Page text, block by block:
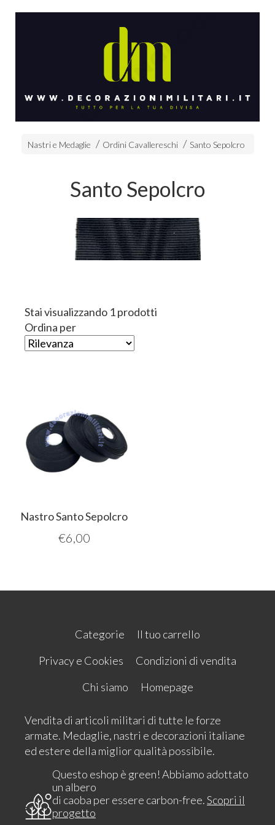
Nastri e Medaglie Ordini Cavallereschi Santo Sepolcro
Santo Sepolcro
Stai visualizzando 1 prodotti
Ordina per
Nastro Santo Sepolcro
€6,00
Categorie
Il tuo carrello
Privacy e Cookies
Condizioni di vendita
Chi siamo
Homepage
Vendita di articoli militari di tutte le forze
armate. Medaglie, nastri e decorazioni italiane
ed estere della miglior qualità possibile.
Questo eshop è green! Abbiamo adottato
un albero
di caoba per essere carbon-free.Scopri il
progetto